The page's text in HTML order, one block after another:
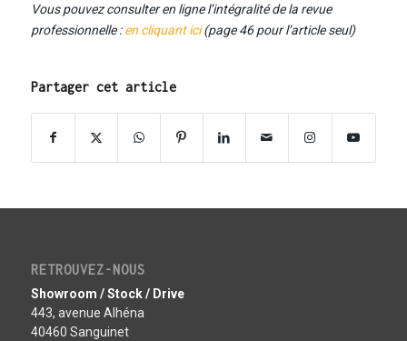
Vous pouvez consulter en ligne l’intégralité de la revue
professionnelle :en cliquant ici(page 46 pour l’article seul)
Partager cet article
RETROUVEZ-NOUS
Showroom / Stock / Drive
443, avenue Alhéna
40460 Sanguinet